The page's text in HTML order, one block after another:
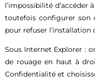
l’impossibilité d’accéder
toutefois configurer son
pour refuser l’installation
Sous Internet Explorer :
de rouage en haut à
Confidentialité et